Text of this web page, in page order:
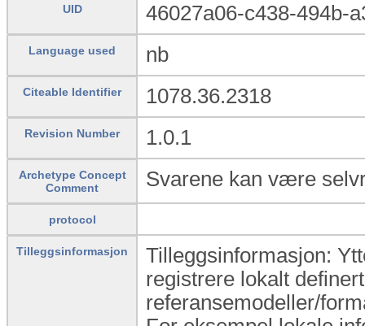
UID 46027a06-c438-494b-
Language used nb
Citeable Identifier 1078.36.2318
Revision Number 1.0.1
Archetype Concept
Comment
Svarene kan være
protocol
Tilleggsinformasjon
Tilleggsinformasjon:
registrere lokalt
referansemodeller/